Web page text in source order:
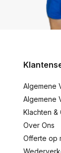
Algemene
Algemene
Klachten &
Over Ons
Offerte op